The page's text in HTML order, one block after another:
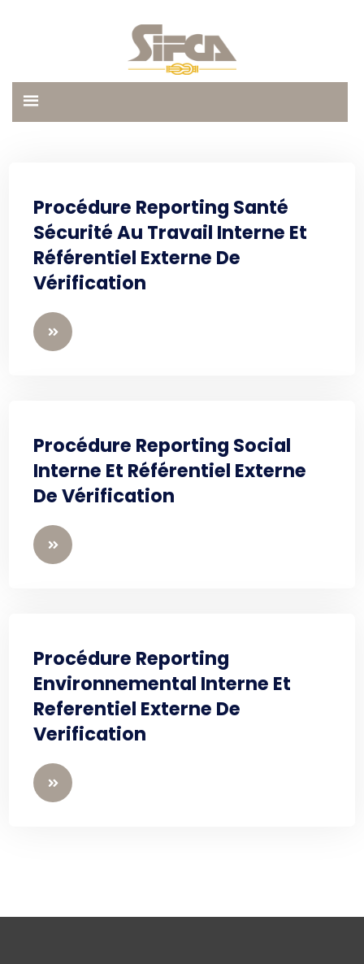
Procédure Reporting Santé
Sécurité Au Travail Interne Et
Référentiel Externe De
Vérification
Procédure Reporting Social
Interne Et Référentiel Externe
De Vérification
Procédure Reporting
Environnemental Interne Et
Referentiel Externe De
Verification